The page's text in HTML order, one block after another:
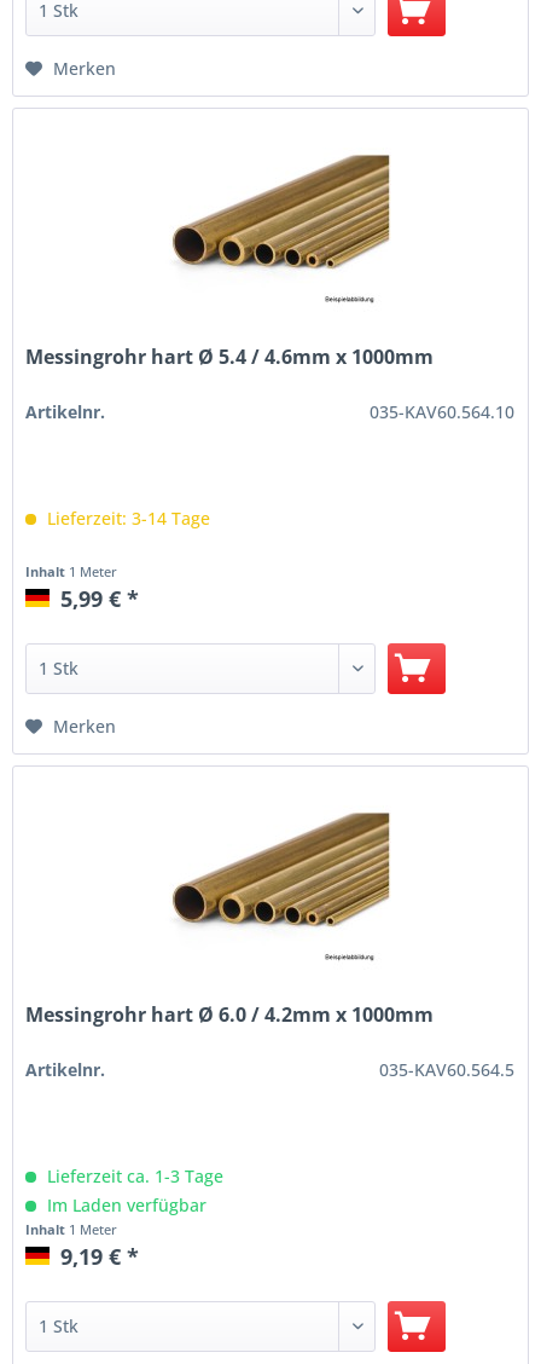
Merken
Messingrohr hart Ø 5.4 / 4.6mm x 1000mm
Artikelnr. 035-KAV60.564.10
Lieferzeit: 3-14 Tage
Inhalt 1 Meter
5,99 € *
Merken
Messingrohr hart Ø 6.0 / 4.2mm x 1000mm
Artikelnr. 035-KAV60.564.5
Lieferzeit ca. 1-3 Tage
Im Laden verfügbar
Inhalt 1 Meter
9,19 € *